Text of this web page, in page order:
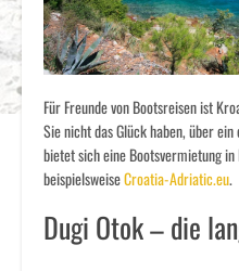
Für Freunde von Bootsreisen ist
Sie nicht das Glück haben, über
bietet sich eine Bootsvermietung
beispielsweiseCroatia-Adriatic.eu.
Dugi Otok – die